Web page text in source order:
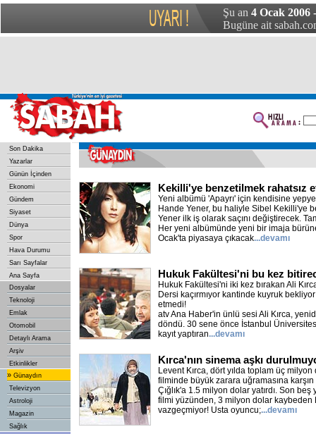
Şu an 4 Ocak 2006
Bugüne ait
Son Dakika
Yazarlar
Günün İçinden
Ekonomi
Gündem
Siyaset
Dünya
Spor
Hava Durumu
Sarı Sayfalar
Ana Sayfa
Dosyalar
Teknoloji
Emlak
Otomobil
Detaylı Arama
Arşiv
Etkinlikler
» Günaydın
Televizyon
Astroloji
Magazin
Sağlık
Kekilli'ye benzetilmek rahatsız
Yeni albümü 'Apayrı' için kendisine
Hande Yener, bu haliyle Sibel Kekilli'ye
Yener ilk iş olarak saçını değiştirecek.
Her yeni albümünde yeni bir imaja
Ocak'ta piyasaya çıkacak...devamı
Hukuk Fakültesi'ni bu kez
Hukuk Fakültesi'ni iki kez bırakan Ali
Dersi kaçırmıyor kantinde kuyruk
etmedi!
atv Ana Haber'in ünlü sesi Ali Kırca,
döndü. 30 sene önce İstanbul
kayıt yaptıran...devamı
Kırca'nın sinema aşkı
Levent Kırca, dört yılda toplam üç milyon
filminde büyük zarara uğramasına
Çığlık'a 1.5 milyon dolar yatırdı. Son beş
filmi yüzünden, 3 milyon dolar kaybeden
vazgeçmiyor! Usta oyuncu;...devamı